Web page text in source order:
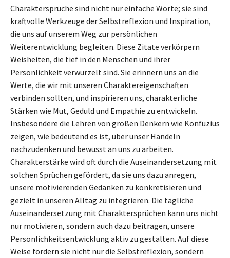
Charaktersprüche sind nicht nur einfache Worte; sie sind
kraftvolle Werkzeuge der Selbstreflexion und Inspiration,
die uns auf unserem Weg zur persönlichen
Weiterentwicklung begleiten. Diese Zitate verkörpern
Weisheiten, die tief in den Menschen und ihrer
Persönlichkeit verwurzelt sind. Sie erinnern uns an die
Werte, die wir mit unseren Charaktereigenschaften
verbinden sollten, und inspirieren uns, charakterliche
Stärken wie Mut, Geduld und Empathie zu entwickeln.
Insbesondere die Lehren von großen Denkern wie Konfuzius
zeigen, wie bedeutend es ist, über unser Handeln
nachzudenken und bewusst an uns zu arbeiten.
Charakterstärke wird oft durch die Auseinandersetzung mit
solchen Sprüchen gefördert, da sie uns dazu anregen,
unsere motivierenden Gedanken zu konkretisieren und
gezielt in unseren Alltag zu integrieren. Die tägliche
Auseinandersetzung mit Charaktersprüchen kann uns nicht
nur motivieren, sondern auch dazu beitragen, unsere
Persönlichkeitsentwicklung aktiv zu gestalten. Auf diese
Weise fördern sie nicht nur die Selbstreflexion, sondern